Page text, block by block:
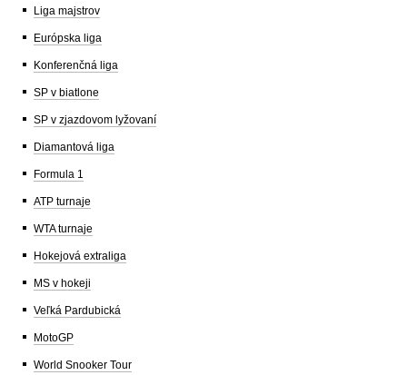
Liga majstrov
Európska liga
Konferenčná liga
SP v biatlone
SP v zjazdovom lyžovaní
Diamantová liga
Formula 1
ATP turnaje
WTA turnaje
Hokejová extraliga
MS v hokeji
Veľká Pardubická
MotoGP
World Snooker Tour